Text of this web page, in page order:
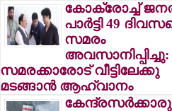
കോക്രോച്ച്
പാര്‍ട്ടി 49
സമരം
അവസാനിപ്പിച്ചു:
സമരക്കാരോട് വീട്ടിലേക്കു
മടങ്ങാന്‍ ആഹ്വാനം